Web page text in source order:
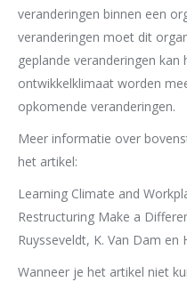
veranderingen binnen een
veranderingen moet dit
geplande veranderingen
ontwikkelklimaat worden
opkomende veranderingen.
Meer informatie over
het artikel:
Learning Climate and
Restructuring Make a
Ruysseveldt, K. Van Dam en
Wanneer je het artikel niet